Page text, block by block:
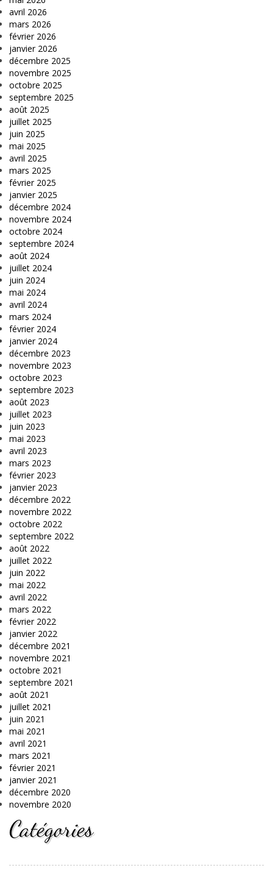
avril 2026
mars 2026
février 2026
janvier 2026
décembre 2025
novembre 2025
octobre 2025
septembre 2025
août 2025
juillet 2025
juin 2025
mai 2025
avril 2025
mars 2025
février 2025
janvier 2025
décembre 2024
novembre 2024
octobre 2024
septembre 2024
août 2024
juillet 2024
juin 2024
mai 2024
avril 2024
mars 2024
février 2024
janvier 2024
décembre 2023
novembre 2023
octobre 2023
septembre 2023
août 2023
juillet 2023
juin 2023
mai 2023
avril 2023
mars 2023
février 2023
janvier 2023
décembre 2022
novembre 2022
octobre 2022
septembre 2022
août 2022
juillet 2022
juin 2022
mai 2022
avril 2022
mars 2022
février 2022
janvier 2022
décembre 2021
novembre 2021
octobre 2021
septembre 2021
août 2021
juillet 2021
juin 2021
mai 2021
avril 2021
mars 2021
février 2021
janvier 2021
décembre 2020
novembre 2020
Catégories